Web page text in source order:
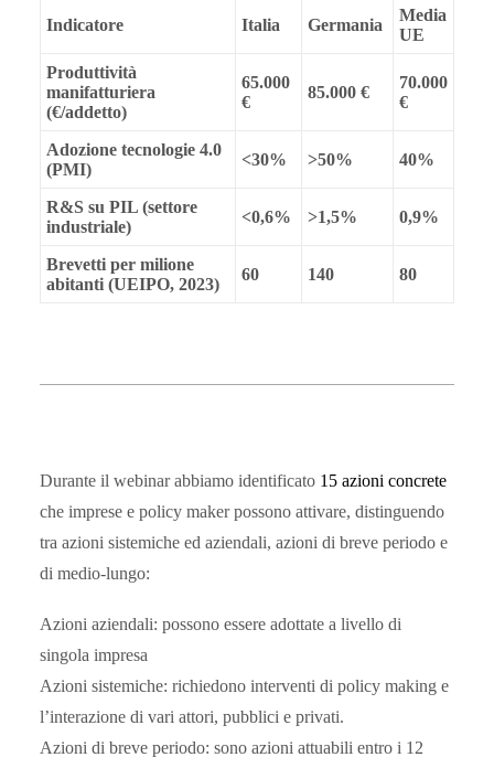
Indicatore Italia Germania
Media
UE
Produttività
manifatturiera
(€/addetto)
65.000
€
85.000 €
70.000
€
Adozione tecnologie 4.0
(PMI)
<30% >50% 40%
R&S su PIL (settore
industriale)
<0,6% >1,5% 0,9%
Brevetti per milione
abitanti (UEIPO, 2023)
60 140 80
Durante il webinar abbiamo identificato 15 azioni concrete
che imprese e policy maker possono attivare, distinguendo
tra azioni sistemiche ed aziendali, azioni di breve periodo e
di medio-lungo:
Azioni aziendali: possono essere adottate a livello di
singola impresa
Azioni sistemiche: richiedono interventi di policy making e
l’interazione di vari attori, pubblici e privati.
Azioni di breve periodo: sono azioni attuabili entro i 12